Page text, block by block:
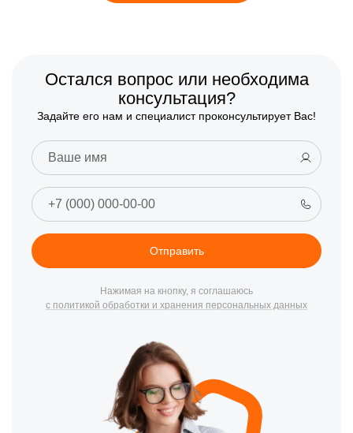
Остался вопрос или необходима
консультация?
Задайте его нам и специалист проконсультирует Вас!
Отправить
Нажимая на кнопку, я соглашаюсь
с политикой обработки и хранения персональных данных